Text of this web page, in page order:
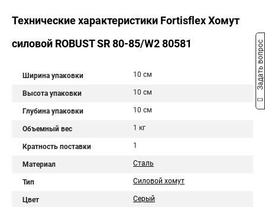
Технические характеристики Fortisflex Хомут
силовой ROBUST SR 80-85/W2 80581
Ширина упаковки 10 см
Высота упаковки 10 см
Глубина упаковки 10 см
Объемный вес 1 кг
Кратность поставки 1
Материал Сталь
Тип Силовой хомут
Цвет Серый
Задать вопрос